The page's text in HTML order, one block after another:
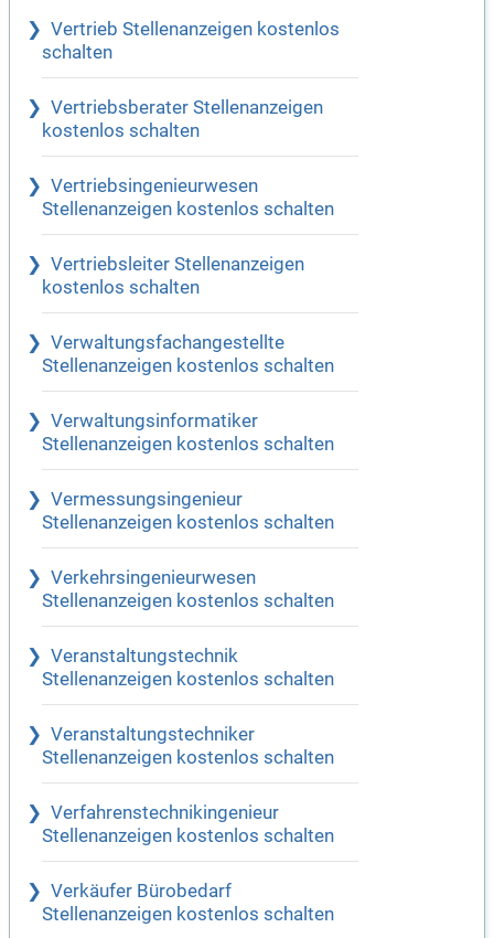
Vertrieb Stellenanzeigen kostenlos
schalten
Vertriebsberater Stellenanzeigen
kostenlos schalten
Vertriebsingenieurwesen
Stellenanzeigen kostenlos schalten
Vertriebsleiter Stellenanzeigen
kostenlos schalten
Verwaltungsfachangestellte
Stellenanzeigen kostenlos schalten
Verwaltungsinformatiker
Stellenanzeigen kostenlos schalten
Vermessungsingenieur
Stellenanzeigen kostenlos schalten
Verkehrsingenieurwesen
Stellenanzeigen kostenlos schalten
Veranstaltungstechnik
Stellenanzeigen kostenlos schalten
Veranstaltungstechniker
Stellenanzeigen kostenlos schalten
Verfahrenstechnikingenieur
Stellenanzeigen kostenlos schalten
Verkäufer Bürobedarf
Stellenanzeigen kostenlos schalten